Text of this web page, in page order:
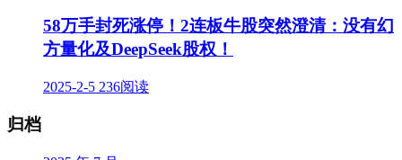
58万手封死涨停！2连板牛股突然澄清：没有幻
方量化及DeepSeek股权！
2025-2-5 236阅读
归档